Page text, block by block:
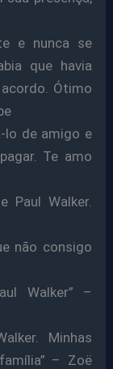
e nunca se
que havia
Ótimo
lo de amigo e
Te amo
Paul Walker.
não consigo
Walker” –
Minhas
– Zoë